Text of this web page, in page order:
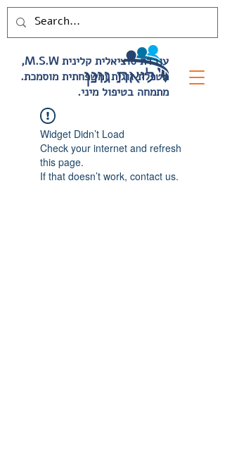
,M.S.W עובדת סוציאלית קלינית
.מטפלת זוגית ומשפחתית מוסמכת
.מתמחה בטיפול מיני
Widget Didn’t Load
Check your internet and refresh
this page.
If that doesn’t work, contact us.